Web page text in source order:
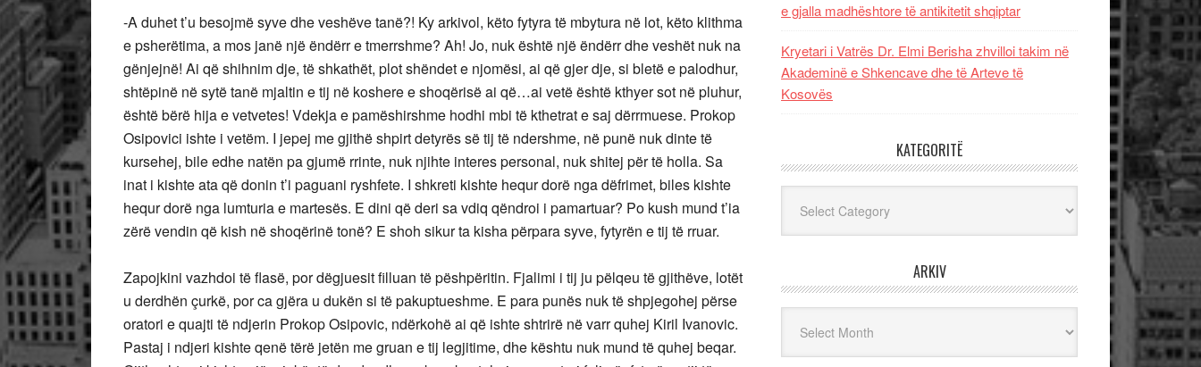
-A duhet t’u besojmë syve dhe veshëve tanë?! Ky arkivol, këto fytyra të mbytura në lot, këto klithma
e psherëtima, a mos janë një ëndërr e tmerrshme? Ah! Jo, nuk është një ëndërr dhe veshët nuk na
gënjejnë! Ai që shihnim dje, të shkathët, plot shëndet e njomësi, ai që gjer dje, si bletë e palodhur,
shtëpinë në sytë tanë mjaltin e tij në koshere e shoqërisë ai që…ai vetë është kthyer sot në pluhur,
është bërë hija e vetvetes! Vdekja e pamëshirshme hodhi mbi të kthetrat e saj dërrmuese. Prokop
Osipovici ishte i vetëm. I jepej me gjithë shpirt detyrës së tij të ndershme, në punë nuk dinte të
kursehej, bile edhe natën pa gjumë rrinte, nuk njihte interes personal, nuk shitej për të holla. Sa
inat i kishte ata që donin t’i paguani ryshfete. I shkreti kishte hequr dorë nga dëfrimet, biles kishte
hequr dorë nga lumturia e martesës. E dini që deri sa vdiq qëndroi i pamartuar? Po kush mund t’ia
zërë vendin që kish në shoqërinë tonë? E shoh sikur ta kisha përpara syve, fytyrën e tij të rruar.
Zapojkini vazhdoi të flasë, por dëgjuesit filluan të pëshpëritin. Fjalimi i tij ju pëlqeu të gjithëve, lotët
u derdhën çurkë, por ca gjëra u dukën si të pakuptueshme. E para punës nuk të shpjegohej përse
oratori e quajti të ndjerin Prokop Osipovic, ndërkohë ai që ishte shtrirë në varr quhej Kiril Ivanovic.
Pastaj i ndjeri kishte qenë tërë jetën me gruan e tij legjitime, dhe kështu nuk mund të quhej beqar.
e gjalla madhështore të antikitetit shqiptar
Kryetari i Vatrës Dr. Elmi Berisha zhvilloi takim në
Akademinë e Shkencave dhe të Arteve të
Kosovës
KATEGORITË
ARKIV